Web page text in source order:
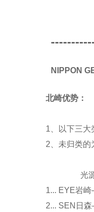
NIPPON
北崎优势：
1、以下三大
2、未归类的
光源
1... EYE岩
2... SEN日